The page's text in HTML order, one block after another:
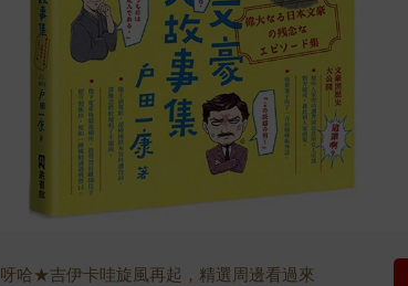
呀哈★吉伊卡哇旋風再起，精選周邊看過來